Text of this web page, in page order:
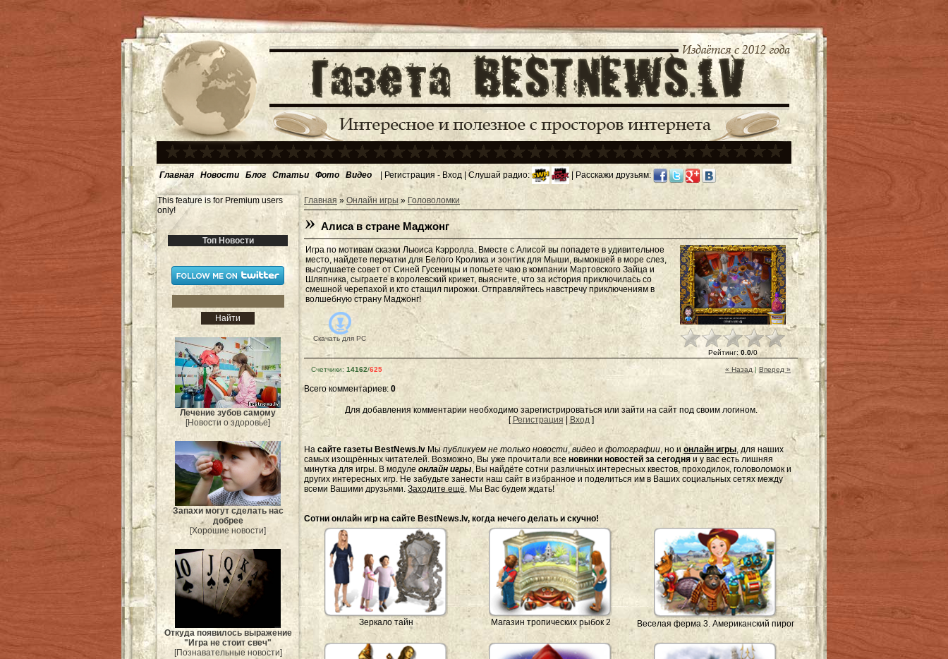
Главная Новости Блог Статьи Фото Видео | Регистрация - Вход | Слушай радио: | Расскажи друзьям:
This feature is for Premium users
only!
Топ Новости
Лечение зубов самому
[Новости о здоровье]
Запахи могут сделать нас
добрее
[Хорошие новости]
Откуда появилось выражение
"Игра не стоит свеч"
[Познавательные новости]
Главная » Онлайн игры » Головоломки
Алиса в стране Маджонг
Игра по мотивам сказки Льюиса Кэрролла. Вместе с Алисой вы попадете в удивительное
место, найдете перчатки для Белого Кролика и зонтик для Мыши, вымокшей в море слез,
выслушаете совет от Синей Гусеницы и попьете чаю в компании Мартовского Зайца и
Шляпника, сыграете в королевский крикет, выясните, что за история приключилась со
смешной черепахой и кто стащил пирожки. Отправляйтесь навстречу приключениям в
волшебную страну Маджонг!
Скачать для PC
Рейтинг: 0.0/0
« Назад| Вперед »
Счетчики: 14162/625
Всего комментариев: 0
Для добавления комментарии необходимо зарегистрироваться или зайти на сайт под своим логином.
[ Регистрация Вход]
На сайте газеты BestNews.lv Мыпубликуем не только новости,видео и фотографии, но и онлайн игры, для наших
самых изощрённых читателей. Возможно, Вы уже прочитали всеновинки новостей за сегодня и у вас есть лишняя
минутка для игры. В модуле онлайн игры, Вы найдёте сотни различных интересных квестов, проходилок, головоломок и
других интересных игр. Не забудьте занести наш сайт в избранное и поделиться им в Ваших социальных сетях между
всеми Вашими друзьями. Заходите ещё, Мы Вас будем ждать!
Сотни онлайн игр на сайте BestNews.lv, когда нечего делать и скучно!
Зеркало тайн Магазин тропических рыбок 2 Веселая ферма 3. Американский пирог